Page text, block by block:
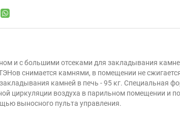
и с большими отсеками для закладывания
снимается камнями, в помещении не
камней в печь - 95 кг. Специальная
циркуляции воздуха в парильном помещении и
выносного пульта управления.